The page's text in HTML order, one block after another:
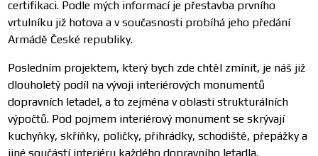
certifikaci. Podle mých informací je přestavba prvního
vrtulníku již hotova a v současnosti probíhá jeho předání
Armádě České republiky.
Posledním projektem, který bych zde chtěl zmínit, je náš již
dlouholetý podíl na vývoji interiérových monumentů
dopravních letadel, a to zejména v oblasti strukturálních
výpočtů. Pod pojmem interiérový monument se skrývají
kuchyňky, skříňky, poličky, přihrádky, schodiště, přepážky a
jiné součástí interiéru každého dopravního letadla.